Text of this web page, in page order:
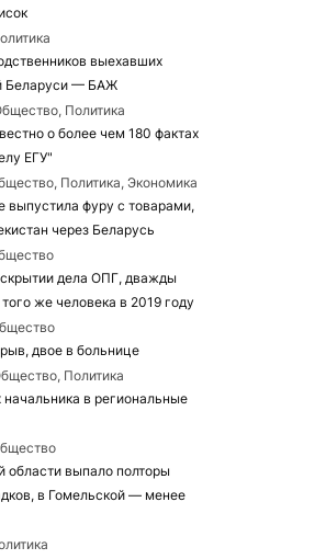
выехавших
Беларуси — БАЖ
Политика
о более чем 180 фактах
ЕГУ"
Политика, Экономика
выпустила фуру с товарами,
через Беларусь
дела ОПГ, дважды
же человека в 2019 году
двое в больнице
Политика
в региональные
области выпало полторы
в Гомельской — менее